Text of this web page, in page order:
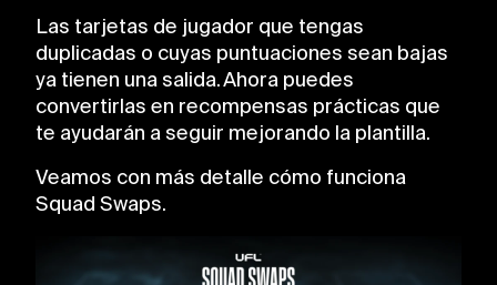
Las tarjetas de jugador que tengas
duplicadas o cuyas puntuaciones sean bajas
ya tienen una salida. Ahora puedes
convertirlas en recompensas prácticas que
te ayudarán a seguir mejorando la plantilla.
Veamos con más detalle cómo funciona
Squad Swaps.